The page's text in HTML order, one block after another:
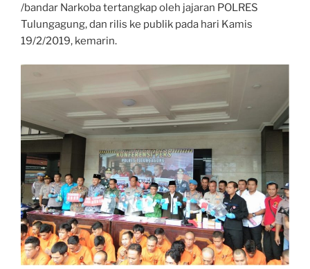
/bandar Narkoba tertangkap oleh jajaran POLRES
Tulungagung, dan rilis ke publik pada hari Kamis
19/2/2019, kemarin.